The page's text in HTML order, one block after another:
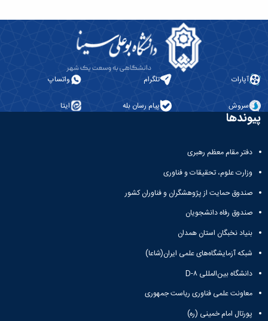
آپارات تلگرام واتساپ
سروش پیام رسان بله ایتا
پیوندها
دفتر مقام معظم رهبری
وزارت علوم، تحقیقات و فناوری
صندوق حمایت از پژوهشگران و فناوران کشور
صندوق رفاه دانشجویان
بنیاد نخبگان استان همدان
شبکه آزمایشگاه‌های علمی ایران(شاعا)
دانشگاه بین‌المللی D-۸
معاونت علمی فناوری ریاست جمهوری
پورتال امام خمینی (ره)